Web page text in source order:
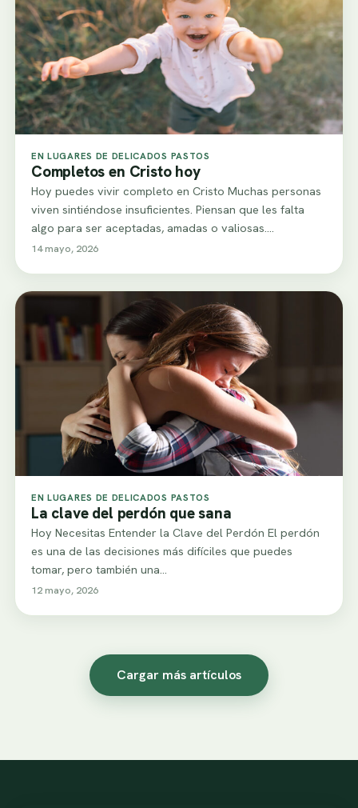
EN LUGARES DE DELICADOS PASTOS
Completos en Cristo hoy
Hoy puedes vivir completo en Cristo Muchas personas
viven sintiéndose insuficientes. Piensan que les falta
algo para ser aceptadas, amadas o valiosas.…
14 mayo, 2026
EN LUGARES DE DELICADOS PASTOS
La clave del perdón que sana
Hoy Necesitas Entender la Clave del Perdón El perdón
es una de las decisiones más difíciles que puedes
tomar, pero también una…
12 mayo, 2026
Cargar más artículos